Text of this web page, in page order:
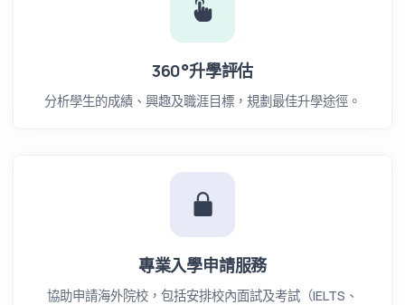
360°升學評估
分析學生的成績、興趣及職涯目標，規劃最佳升學途徑。
專業入學申請服務
協助申請海外院校，包括安排校內面試及考試（IELTS、